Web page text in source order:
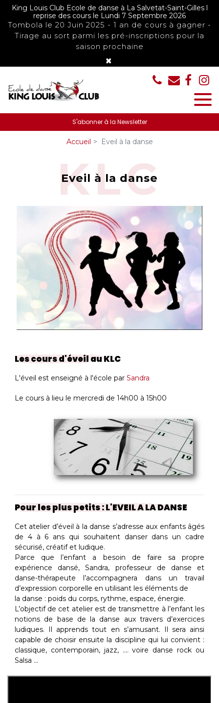
King Louis Club Ecole de danse à La Salvetat-Saint-Gilles l
reprise des cours le Lundi 7 Septembre 2026
Tombola le 20 Juin 2025 - 1 an de cours à gagner -
Tirage au sort parmi les pré-inscriptions pour la
saison prochaine
×
S'abonner à la Newsletter
Accueil Eveil à la danse
Eveil à la danse
Les cours d'éveil au KLC
L'éveil est enseigné à l'école par Sandra
Le cours à lieu le mercredi de 14h00 à 15h00
Pour les plus petits : L'EVEIL A LA DANSE
Cet atelier d’éveil à la danse s’adresse aux enfants âgés
de 4 à 6 ans qui souhaitent danser dans un cadre
sécurisé, créatif et ludique.
Parce que l’enfant a besoin de faire sa propre
expérience dansé, Sandra, professeur de danse et
danse-thérapeute l’accompagnera dans un travail
d’expression corporelle en utilisant les éléments de
la danse : poids du corps, rythme, espace, énergie.
L’objectif de cet atelier est de transmettre à l’enfant les
notions de base de la danse aux travers d’exercices
ludiques. Il apprends tout en s’amusant. Il sera ainsi
capable de choisir ensuite la discipline qui lui convient :
classique, contemporain, jazz, .... voire danse rock ou
Salsa ...
Panneau de gestion des cookies